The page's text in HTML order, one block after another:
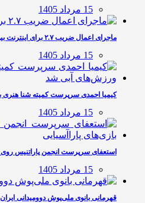
15 مرداد 1405
ماجرای اعمال ضریب ۲.۷ برای اینترنت بین‌الملل…
15 مرداد 1405
کیمیا احمدی سرپرست کمیته شنا هنری
15 مرداد 1405
استعفای سرپرست انجمن پاراتنیس
15 مرداد 1405
قهرمانی بانوی ملی‌پوش دوومیدانی